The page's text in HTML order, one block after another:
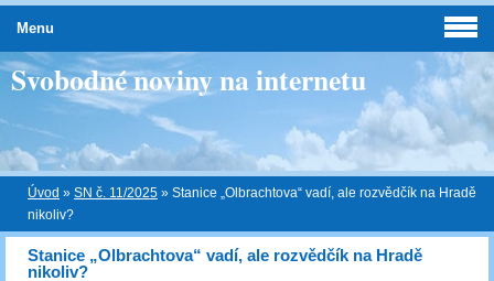
Svobodné noviny na internetu
Úvod » SN č. 11/2025 » Stanice „Olbrachtova“ vadí, ale rozvědčík na Hradě
nikoliv?
Stanice „Olbrachtova“ vadí, ale rozvědčík na Hradě
nikoliv?
Menu